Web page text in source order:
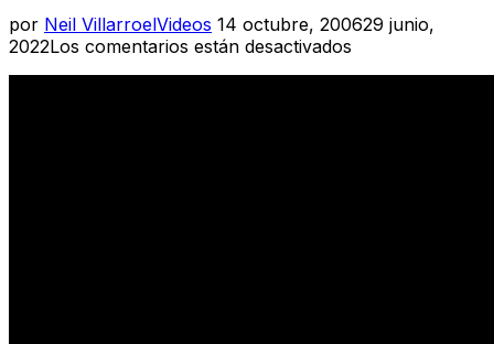
por Neil VillarroelVideos Publicado
el
14 octubre, 200629 junio,
2022Los comentarios están desactivados